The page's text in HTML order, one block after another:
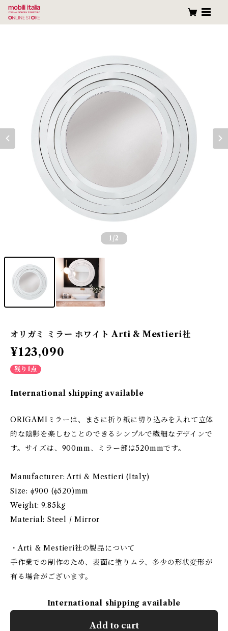
1 /2
オリガミ ミラー ホワイト Arti & Mestieri社
¥123,090
残り1点
International shipping available
ORIGAMIミラーは、まさに折り紙に切り込みを入れて立体
的な陰影を楽しむことのできるシンプルで繊細なデザインで
す。サイズは、900mm、ミラー部は520mmです。
Manufacturer: Arti & Mestieri (Italy)
Size: ϕ900 (ϕ520)mm
Weight: 9.85kg
Material: Steel / Mirror
・Arti & Mestieri社の製品について
手作業での制作のため、表面に塗りムラ、多少の形状変形が
有る場合がございます。
International shipping available
Add to cart